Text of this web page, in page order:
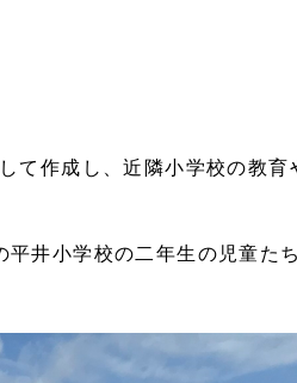
て作成し、近隣小学校の教育
井小学校の二年生の児童た